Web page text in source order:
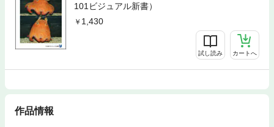
101ビジュアル新書）
1,430
試し読み カートへ
作品情報